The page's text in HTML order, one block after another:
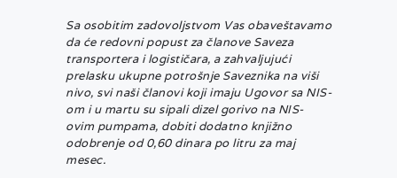
Sa osobitim zadovoljstvom Vas obaveštavamo
da će redovni popust za članove Saveza
transportera i logističara, a zahvaljujući
prelasku ukupne potrošnje Saveznika na viši
nivo, svi naši članovi koji imaju Ugovor sa NIS-
om i u martu su sipali dizel gorivo na NIS-
ovim pumpama, dobiti dodatno knjižno
odobrenje od 0,60 dinara po litru za maj
mesec.